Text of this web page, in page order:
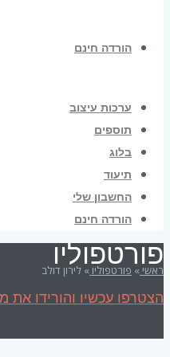
הורדה חינם
ערכות עיצוב
תוספים
בלוג
תיעוד
החשבון שלי
הורדה חינם
פורטפוליו
ראשי » פורטפוליו » לירון דולב
הצטרפו עכשיו והורידו את